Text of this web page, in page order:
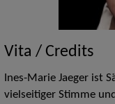
Vita / Credits
Ines-Marie Jaeger ist
vielseitiger Stimme